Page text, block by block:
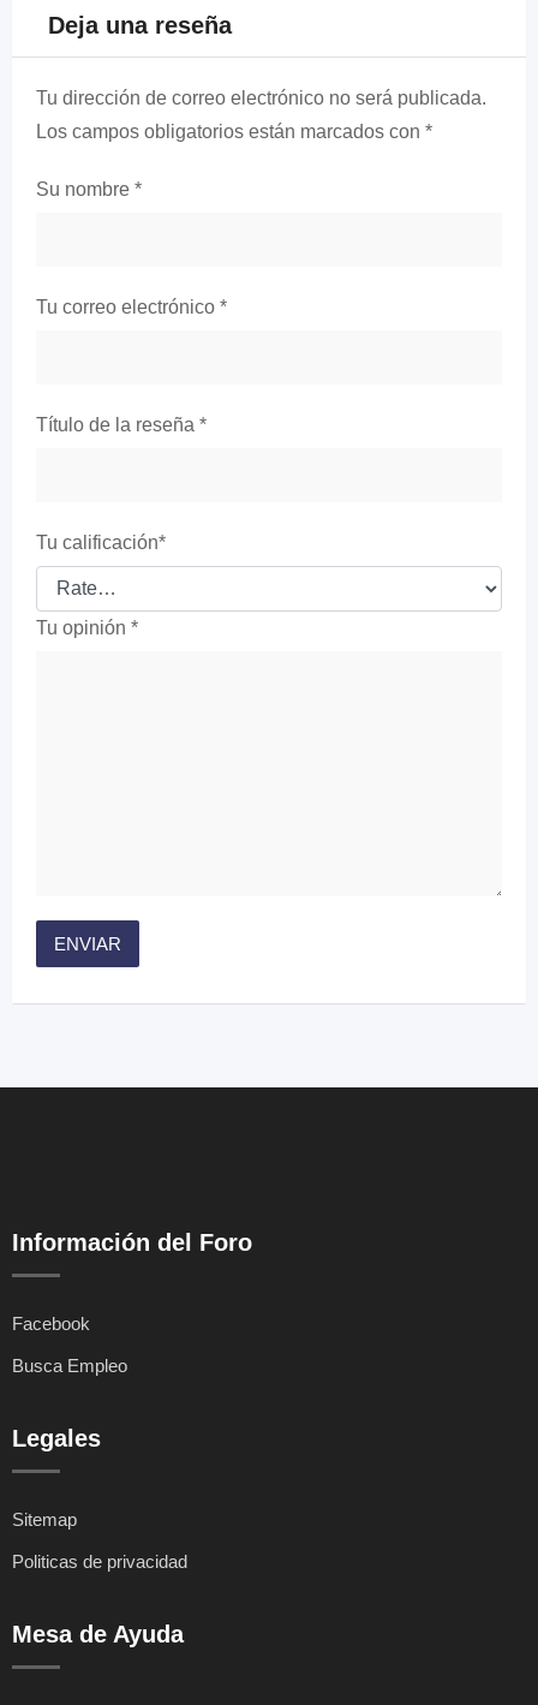
Deja una reseña
Tu dirección de correo electrónico no será publicada.
Los campos obligatorios están marcados con *
Su nombre *
Tu correo electrónico *
Título de la reseña *
Tu calificación*
Tu opinión *
Información del Foro
Facebook
Busca Empleo
Legales
Sitemap
Politicas de privacidad
Mesa de Ayuda